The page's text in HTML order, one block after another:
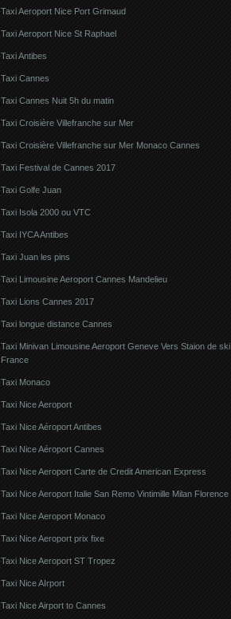
Taxi Aeroport Nice Port Grimaud
Taxi Aeroport Nice St Raphael
Taxi Antibes
Taxi Cannes
Taxi Cannes Nuit 5h du matin
Taxi Croisière Villefranche sur Mer
Taxi Croisière Villefranche sur Mer Monaco Cannes
Taxi Festival de Cannes 2017
Taxi Golfe Juan
Taxi Isola 2000 ou VTC
Taxi IYCA Antibes
Taxi Juan les pins
Taxi Limousine Aeroport Cannes Mandelieu
Taxi Lions Cannes 2017
Taxi longue distance Cannes
Taxi Minivan Limousine Aeroport Geneve Vers Staion de ski
France
Taxi Monaco
Taxi Nice Aeroport
Taxi Nice Aéroport Antibes
Taxi Nice Aéroport Cannes
Taxi Nice Aeroport Carte de Credit American Express
Taxi Nice Aeroport Italie San Remo Vintimille Milan Florence
Taxi Nice Aeroport Monaco
Taxi Nice Aeroport prix fixe
Taxi Nice Aeroport ST Tropez
Taxi Nice AIrport
Taxi Nice Airport to Cannes